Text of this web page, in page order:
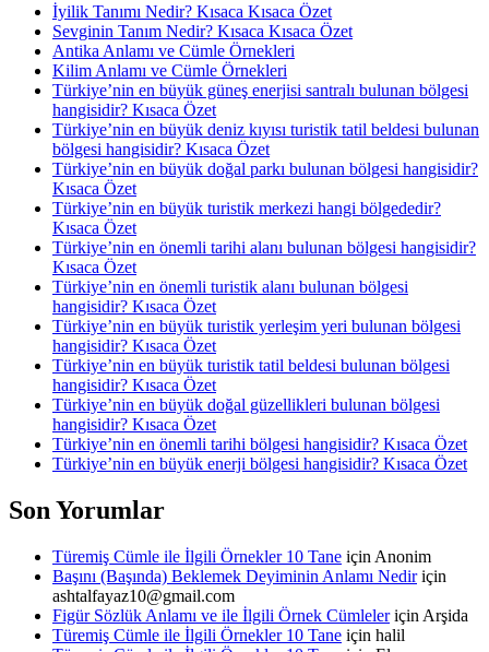
İyilik Tanımı Nedir? Kısaca Kısaca Özet
Sevginin Tanım Nedir? Kısaca Kısaca Özet
Antika Anlamı ve Cümle Örnekleri
Kilim Anlamı ve Cümle Örnekleri
Türkiye’nin en büyük güneş enerjisi santralı bulunan bölgesi
hangisidir? Kısaca Özet
Türkiye’nin en büyük deniz kıyısı turistik tatil beldesi bulunan
bölgesi hangisidir? Kısaca Özet
Türkiye’nin en büyük doğal parkı bulunan bölgesi hangisidir?
Kısaca Özet
Türkiye’nin en büyük turistik merkezi hangi bölgededir?
Kısaca Özet
Türkiye’nin en önemli tarihi alanı bulunan bölgesi hangisidir?
Kısaca Özet
Türkiye’nin en önemli turistik alanı bulunan bölgesi
hangisidir? Kısaca Özet
Türkiye’nin en büyük turistik yerleşim yeri bulunan bölgesi
hangisidir? Kısaca Özet
Türkiye’nin en büyük turistik tatil beldesi bulunan bölgesi
hangisidir? Kısaca Özet
Türkiye’nin en büyük doğal güzellikleri bulunan bölgesi
hangisidir? Kısaca Özet
Türkiye’nin en önemli tarihi bölgesi hangisidir? Kısaca Özet
Türkiye’nin en büyük enerji bölgesi hangisidir? Kısaca Özet
Son Yorumlar
Türemiş Cümle ile İlgili Örnekler 10 Tane için Anonim
Başını (Başında) Beklemek Deyiminin Anlamı Nediriçin
ashtalfayaz10@gmail.com
Figür Sözlük Anlamı ve ile İlgili Örnek Cümleleriçin Arşida
Türemiş Cümle ile İlgili Örnekler 10 Tane için halil